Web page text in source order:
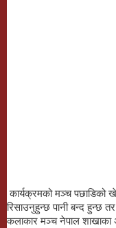
कार्यक्रमको मञ्च पछाडिको
रिसाउनुहुन्छ पानी बन्द हुन्छ
कलाकार मञ्च नेपाल शाखाका